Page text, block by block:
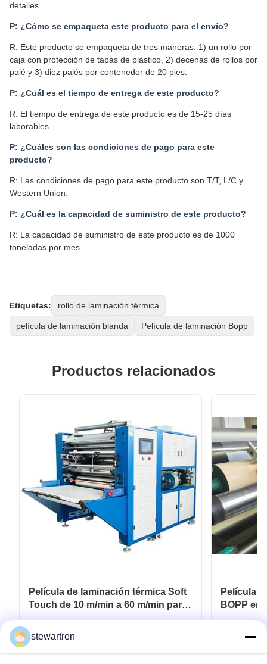
detalles.
P: ¿Cómo se empaqueta este producto para el envío?
R: Este producto se empaqueta de tres maneras: 1) un rollo por
caja con protección de tapas de plástico, 2) decenas de rollos por
palé y 3) diez palés por contenedor de 20 pies.
P: ¿Cuál es el tiempo de entrega de este producto?
R: El tiempo de entrega de este producto es de 15-25 días
laborables.
P: ¿Cuáles son las condiciones de pago para este
producto?
R: Las condiciones de pago para este producto son T/T, L/C y
Western Union.
P: ¿Cuál es la capacidad de suministro de este producto?
R: La capacidad de suministro de este producto es de 1000
toneladas por mes.
Etiquetas: rollo de laminación térmica
película de laminación blanda Película de laminación Bopp
Productos relacionados
Película de laminación térmica Soft
Touch de 10 m/min a 60 m/min para
embalaje flexible
Consiga el mejor precio
Película
BOPP en
para
papel y
stewartren